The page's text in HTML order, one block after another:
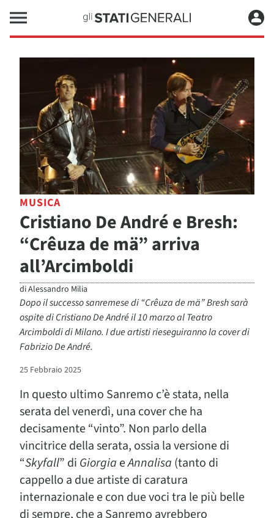
MUSICA
Cristiano De André e Bresh:
“Crêuza de mä” arriva
all’Arcimboldi
diAlessandro Milia
Dopo il successo sanremese di “Crêuza de mä” Bresh sarà
ospite di Cristiano De André il 10 marzo al Teatro
Arcimboldi di Milano. I due artisti rieseguiranno la cover di
Fabrizio De André.
25 Febbraio 2025
In questo ultimo Sanremo c’è stata, nella
serata del venerdì, una cover che ha
decisamente “vinto”. Non parlo della
vincitrice della serata, ossia la versione di
“Skyfall” di Giorgia eAnnalisa (tanto di
cappello a due artiste di caratura
internazionale e con due voci tra le più belle
di sempre, che a Sanremo avrebbero